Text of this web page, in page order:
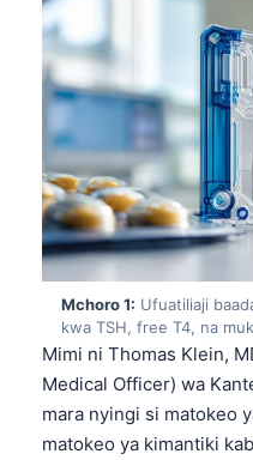
Mchoro 1: Ufuatiliaji
kwa TSH, free T4, na
Mimi ni Thomas Klein,
Medical Officer) wa
mara nyingi si matokeo
matokeo ya kimantiki